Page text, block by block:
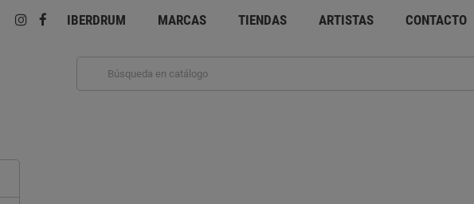
IBERDRUM MARCAS TIENDAS ARTISTAS CONTACTO